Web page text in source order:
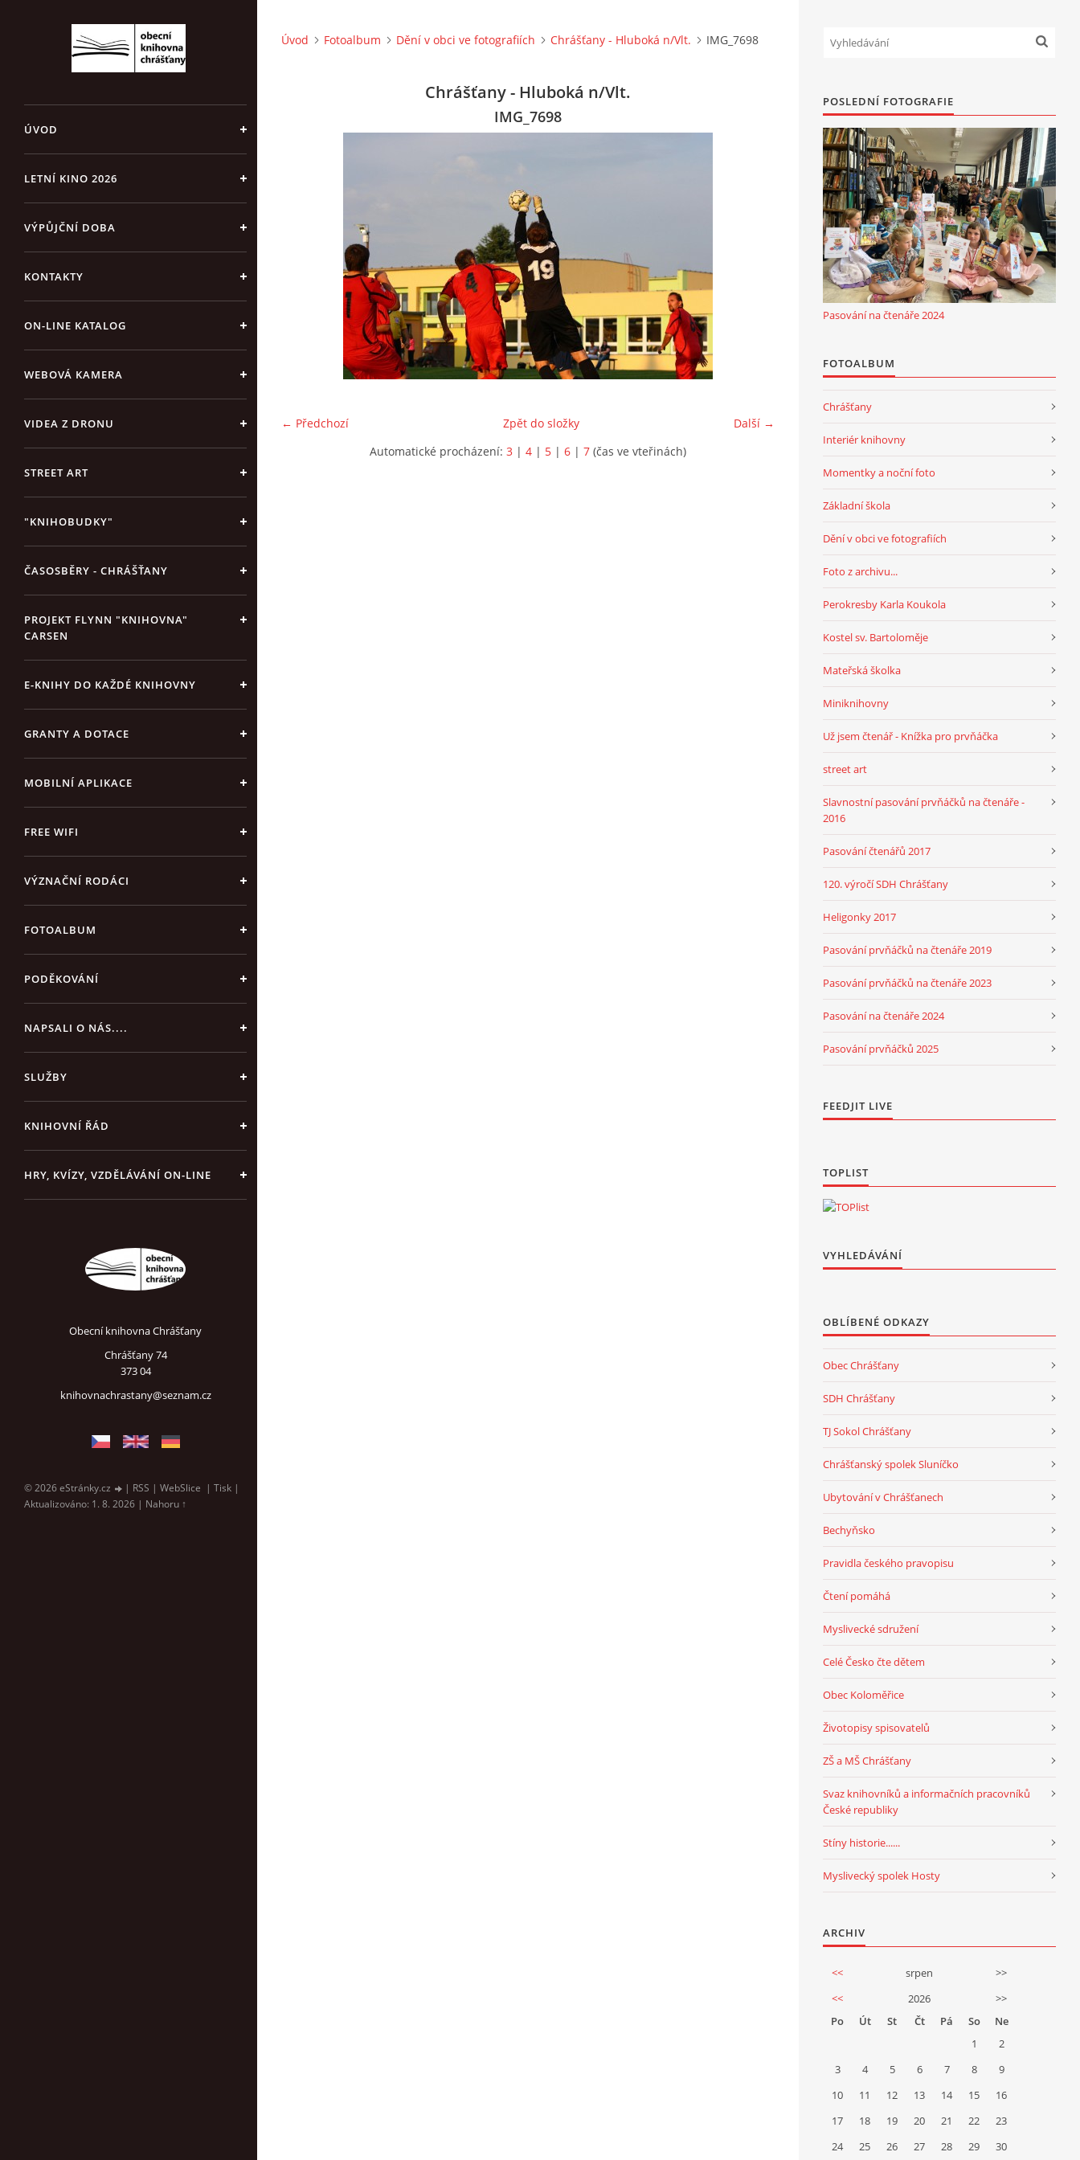
ÚVOD
LETNÍ KINO 2026
VÝPŮJČNÍ DOBA
KONTAKTY
ON-LINE KATALOG
WEBOVÁ KAMERA
VIDEA Z DRONU
STREET ART
"KNIHOBUDKY"
ČASOSBĚRY - CHRÁŠŤANY
PROJEKT FLYNN "KNIHOVNA"
CARSEN
E-KNIHY DO KAŽDÉ KNIHOVNY
GRANTY A DOTACE
MOBILNÍ APLIKACE
FREE WIFI
VÝZNAČNÍ RODÁCI
FOTOALBUM
PODĚKOVÁNÍ
NAPSALI O NÁS....
SLUŽBY
KNIHOVNÍ ŘÁD
HRY, KVÍZY, VZDĚLÁVÁNÍ ON-LINE
Obecní knihovna Chrášťany
Chrášťany 74
373 04
knihovnachrastany@seznam.cz
© 2026 eStránky.cz | RSS | WebSlice | Tisk |
Aktualizováno: 1. 8. 2026 | Nahoru ↑
Úvod Fotoalbum Dění v obci ve fotografiích Chrášťany - Hluboká n/Vlt. IMG_7698
Chrášťany - Hluboká n/Vlt.
IMG_7698
← Předchozí Další →
Zpět do složky
Automatické procházení: 3 | 4 | 5 | 6 | 7 (čas ve vteřinách)
POSLEDNÍ FOTOGRAFIE
Pasování na čtenáře 2024
FOTOALBUM
Chrášťany
Interiér knihovny
Momentky a noční foto
Základní škola
Dění v obci ve fotografiích
Foto z archivu...
Perokresby Karla Koukola
Kostel sv. Bartoloměje
Mateřská školka
Miniknihovny
Už jsem čtenář - Knížka pro prvňáčka
street art
Slavnostní pasování prvňáčků na čtenáře -
2016
Pasování čtenářů 2017
120. výročí SDH Chrášťany
Heligonky 2017
Pasování prvňáčků na čtenáře 2019
Pasování prvňáčků na čtenáře 2023
Pasování na čtenáře 2024
Pasování prvňáčků 2025
FEEDJIT LIVE
TOPLIST
VYHLEDÁVÁNÍ
OBLÍBENÉ ODKAZY
Obec Chrášťany
SDH Chrášťany
TJ Sokol Chrášťany
Chrášťanský spolek Sluníčko
Ubytování v Chrášťanech
Bechyňsko
Pravidla českého pravopisu
Čtení pomáhá
Myslivecké sdružení
Celé Česko čte dětem
Obec Koloměřice
Životopisy spisovatelů
ZŠ a MŠ Chrášťany
Svaz knihovníků a informačních pracovníků
České republiky
Stíny historie......
Myslivecký spolek Hosty
ARCHIV
<< srpen
>>
<<
2026
>>
Po
Út St Čt Pá So
Ne
1
2
3
4 5 6 7 8
9
10
11 12 13 14 15
16
17
18 19 20 21 22
23
24
25 26 27 28 29 30